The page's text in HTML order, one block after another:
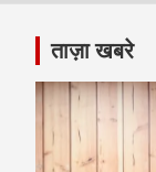
ताज़ा खबरे